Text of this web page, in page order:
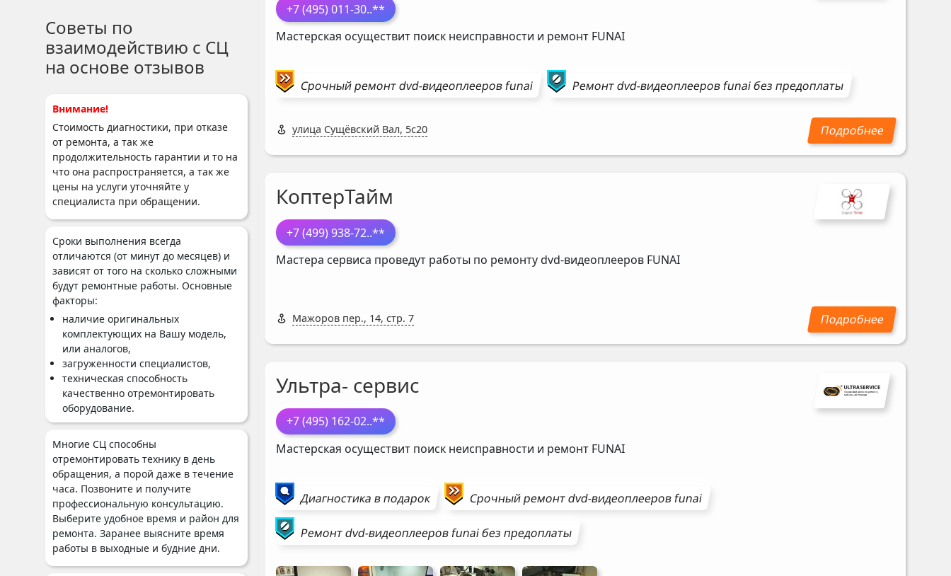
Советы по
взаимодействию с СЦ
на основе отзывов
Внимание!
Стоимость диагностики, при отказе
от ремонта, а так же
продолжительность гарантии и то на
что она распространяется, а так же
цены на услуги уточняйте у
специалиста при обращении.
Сроки выполнения всегда
отличаются (от минут до месяцев) и
зависят от того на сколько сложными
будут ремонтные работы. Основные
факторы:
наличие оригинальных
комплектующих на Вашу модель,
или аналогов,
загруженности специалистов,
техническая способность
качественно отремонтировать
оборудование.
Многие СЦ способны
отремонтировать технику в день
обращения, а порой даже в течение
часа. Позвоните и получите
профессиональную консультацию.
Выберите удобное время и район для
ремонта. Заранее выясните время
работы в выходные и будние дни.
+7 (495) 011-30..**
Мастерская осуществит поиск неисправности и ремонт FUNAI
Срочный ремонтdvd-видеоплееровfunai Ремонтdvd-видеоплееровfunaiбез предоплаты
улица Сущёвский Вал, 5с20
КоптерТайм
+7 (499) 938-72..**
Мастера сервиса проведут работы по ремонту dvd-видеоплееров FUNAI
Мажоров пер., 14, стр. 7
Ультра- сервис
+7 (495) 162-02..**
Мастерская осуществит поиск неисправности и ремонт FUNAI
Диагностика в подарок Срочный ремонтdvd-видеоплееровfunai
Ремонтdvd-видеоплееровfunaiбез предоплаты